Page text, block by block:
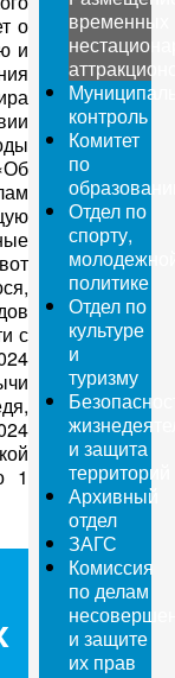
о
и
с
1
временных
контроль
Комитет
по
Отдел по
спорту,
политике
Отдел по
культуре
и
туризму
и защита
территорий
Архивный
отдел
ЗАГС
Комиссия
по делам
и защите
их прав